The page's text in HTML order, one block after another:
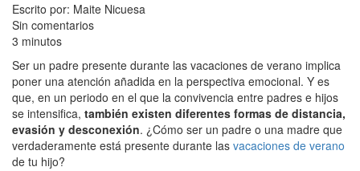
Escrito por: Maite Nicuesa
Sin comentarios
3 minutos
Ser un padre presente durante las vacaciones de verano implica
poner una atención añadida en la perspectiva emocional. Y es
que, en un periodo en el que la convivencia entre padres e hijos
se intensifica, también existen diferentes formas de distancia,
evasión y desconexión. ¿Cómo ser un padre o una madre que
verdaderamente está presente durante las vacaciones de verano
de tu hijo?